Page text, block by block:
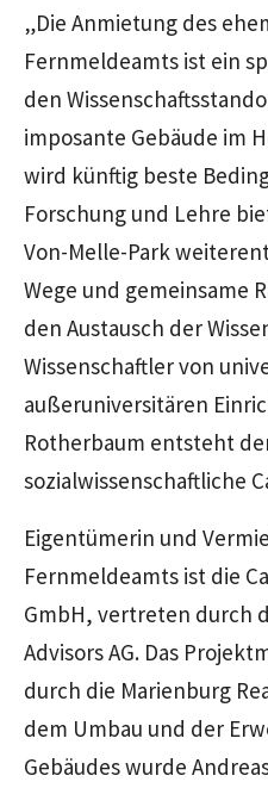
„Die Anmietung des
Fernmeldeamts ist ein
den
imposante Gebäude im
wird künftig beste
Forschung und Lehre
Von-Melle-Park
Wege und gemeinsame
den Austausch der
Wissenschaftler von
außeruniversitären
Rotherbaum entsteht
sozialwissenschaftliche
Eigentümerin und
Fernmeldeamts ist die
GmbH, vertreten durch
Advisors AG. Das
durch die Marienburg
dem Umbau und der
Gebäudes wurde